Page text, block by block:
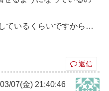
ているくらいですから…
返信
07(金) 21:40:46